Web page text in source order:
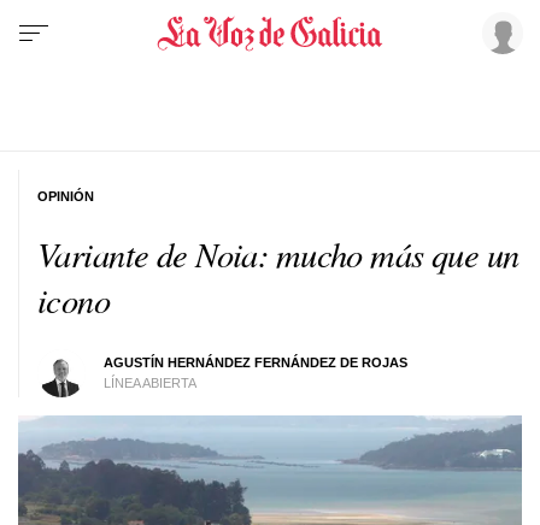
Variante de Noia: mucho más que un
icono
AGUSTÍN HERNÁNDEZ FERNÁNDEZ DE ROJAS
LÍNEA ABIERTA
OPINIÓN